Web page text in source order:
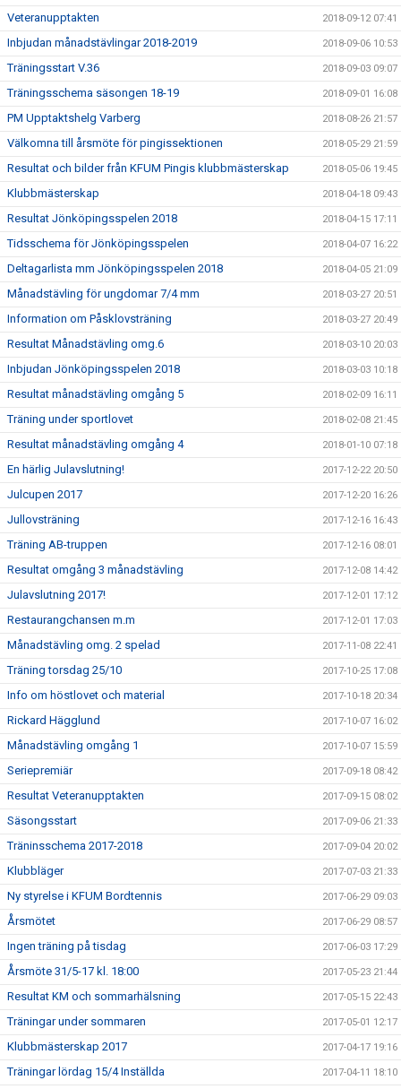
Veteranupptakten 2018-09-12 07:41
Inbjudan månadstävlingar 2018-2019 2018-09-06 10:53
Träningsstart V.36 2018-09-03 09:07
Träningsschema säsongen 18-19 2018-09-01 16:08
PM Upptaktshelg Varberg 2018-08-26 21:57
Välkomna till årsmöte för pingissektionen 2018-05-29 21:59
Resultat och bilder från KFUM Pingis klubbmästerskap 2018-05-06 19:45
Klubbmästerskap 2018-04-18 09:43
Resultat Jönköpingsspelen 2018 2018-04-15 17:11
Tidsschema för Jönköpingsspelen 2018-04-07 16:22
Deltagarlista mm Jönköpingsspelen 2018 2018-04-05 21:09
Månadstävling för ungdomar 7/4 mm 2018-03-27 20:51
Information om Påsklovsträning 2018-03-27 20:49
Resultat Månadstävling omg.6 2018-03-10 20:03
Inbjudan Jönköpingsspelen 2018 2018-03-03 10:18
Resultat månadstävling omgång 5 2018-02-09 16:11
Träning under sportlovet 2018-02-08 21:45
Resultat månadstävling omgång 4 2018-01-10 07:18
En härlig Julavslutning! 2017-12-22 20:50
Julcupen 2017 2017-12-20 16:26
Jullovsträning 2017-12-16 16:43
Träning AB-truppen 2017-12-16 08:01
Resultat omgång 3 månadstävling 2017-12-08 14:42
Julavslutning 2017! 2017-12-01 17:12
Restaurangchansen m.m 2017-12-01 17:03
Månadstävling omg. 2 spelad 2017-11-08 22:41
Träning torsdag 25/10 2017-10-25 17:08
Info om höstlovet och material 2017-10-18 20:34
Rickard Hägglund 2017-10-07 16:02
Månadstävling omgång 1 2017-10-07 15:59
Seriepremiär 2017-09-18 08:42
Resultat Veteranupptakten 2017-09-15 08:02
Säsongsstart 2017-09-06 21:33
Träninsschema 2017-2018 2017-09-04 20:02
Klubbläger 2017-07-03 21:33
Ny styrelse i KFUM Bordtennis 2017-06-29 09:03
Årsmötet 2017-06-29 08:57
Ingen träning på tisdag 2017-06-03 17:29
Årsmöte 31/5-17 kl. 18:00 2017-05-23 21:44
Resultat KM och sommarhälsning 2017-05-15 22:43
Träningar under sommaren 2017-05-01 12:17
Klubbmästerskap 2017 2017-04-17 19:16
Träningar lördag 15/4 Inställda 2017-04-11 18:10